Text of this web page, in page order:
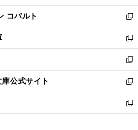
開
く
ウ
で
開
く
ン
ド
ウ
で
開
く
ウ
ィ
ン
ド
ウ
で
開
く
コバルト
新
し
い
ウ
ィ
ン
ド
ウ
で
開
新
し
い
ウ
ィ
ン
ド
ウ
新
し
い
ウ
ィ
ン
公式サイト
新
し
い
ウ
新
し